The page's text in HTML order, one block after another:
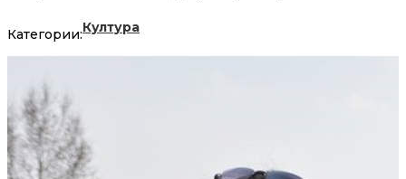
Категории:Култура